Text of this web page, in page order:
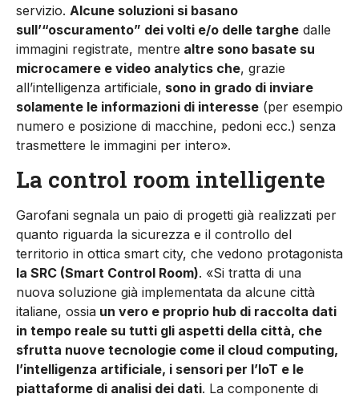
servizio. Alcune soluzioni si basano
sull’“oscuramento” dei volti e/o delle targhe dalle
immagini registrate, mentre altre sono basate su
microcamere e video analytics che, grazie
all’intelligenza artificiale, sono in grado di inviare
solamente le informazioni di interesse (per esempio
numero e posizione di macchine, pedoni ecc.) senza
trasmettere le immagini per intero».
La control room intelligente
Garofani segnala un paio di progetti già realizzati per
quanto riguarda la sicurezza e il controllo del
territorio in ottica smart city, che vedono protagonista
la SRC (Smart Control Room). «Si tratta di una
nuova soluzione già implementata da alcune città
italiane, ossia un vero e proprio hub di raccolta dati
in tempo reale su tutti gli aspetti della città, che
sfrutta nuove tecnologie come il cloud computing,
l’intelligenza artificiale, i sensori per l’IoT e le
piattaforme di analisi dei dati. La componente di